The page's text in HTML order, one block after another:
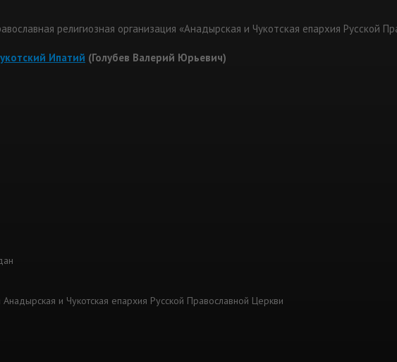
религиозная организация «Анадырская и Чукотская епархия Русской
Ипатий (Голубев Валерий Юрьевич)
и Чукотская епархия Русской Православной Церкви